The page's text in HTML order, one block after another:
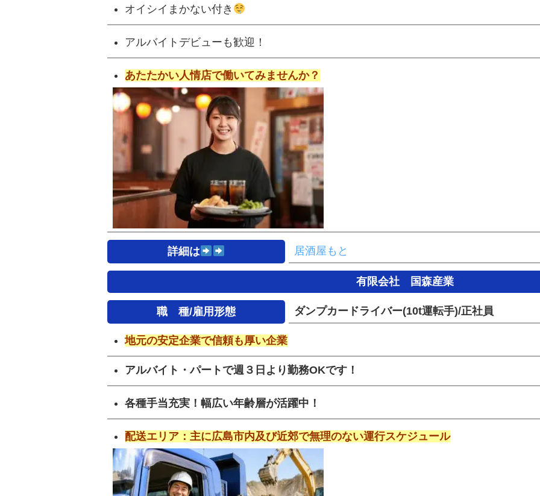
オイシイまかない付き
アルバイトデビューも歓迎！
あたたかい人情店で働いてみませんか？
詳細は 居酒屋もと
有限会社 国森産業
職 種/雇用形態 ダンプカードライバー(10t運転手)/正社員
地元の安定企業で信頼も厚い企業
アルバイト・パートで週３日より勤務OKです！
各種手当充実！幅広い年齢層が活躍中！
配送エリア：主に広島市内及び近郊で無理のない運行スケジュール